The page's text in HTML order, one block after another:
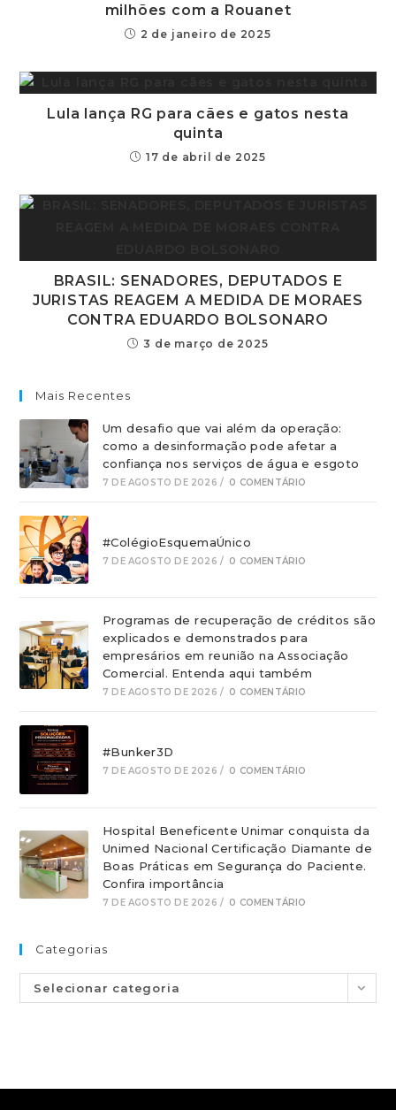
milhões com a Rouanet
2 de janeiro de 2025
Lula lança RG para cães e gatos nesta
quinta
17 de abril de 2025
BRASIL: SENADORES, DEPUTADOS E
JURISTAS REAGEM A MEDIDA DE MORAES
CONTRA EDUARDO BOLSONARO
3 de março de 2025
Mais Recentes
Um desafio que vai além da operação:
como a desinformação pode afetar a
confiança nos serviços de água e esgoto
7 DE AGOSTO DE 2026 / 0 COMENTÁRIO
#ColégioEsquemaÚnico
7 DE AGOSTO DE 2026 / 0 COMENTÁRIO
Programas de recuperação de créditos são
explicados e demonstrados para
empresários em reunião na Associação
Comercial. Entenda aqui também
7 DE AGOSTO DE 2026 / 0 COMENTÁRIO
#Bunker3D
7 DE AGOSTO DE 2026 / 0 COMENTÁRIO
Hospital Beneficente Unimar conquista da
Unimed Nacional Certificação Diamante de
Boas Práticas em Segurança do Paciente.
Confira importância
7 DE AGOSTO DE 2026 / 0 COMENTÁRIO
Categorias
Selecionar categoria